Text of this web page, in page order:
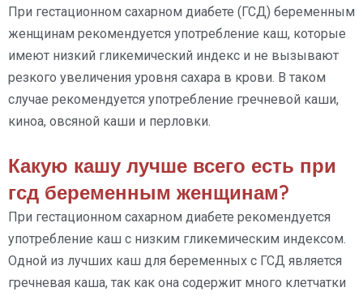
При гестационном сахарном диабете (ГСД) беременным
женщинам рекомендуется употребление каш, которые
имеют низкий гликемический индекс и не вызывают
резкого увеличения уровня сахара в крови. В таком
случае рекомендуется употребление гречневой каши,
киноа, овсяной каши и перловки.
Какую кашу лучше всего есть при
гсд беременным женщинам?
При гестационном сахарном диабете рекомендуется
употребление каш с низким гликемическим индексом.
Одной из лучших каш для беременных с ГСД является
гречневая каша, так как она содержит много клетчатки